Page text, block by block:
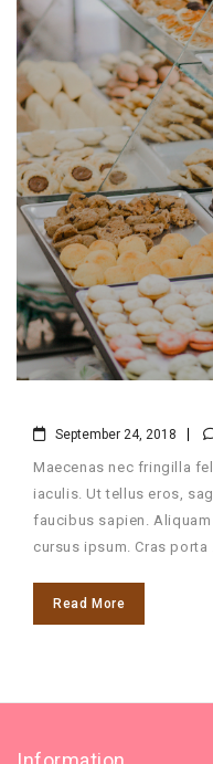
September 24, 2018
Maecenas nec fringilla
iaculis. Ut tellus eros,
faucibus sapien.
cursus ipsum. Cras porta .
Read More